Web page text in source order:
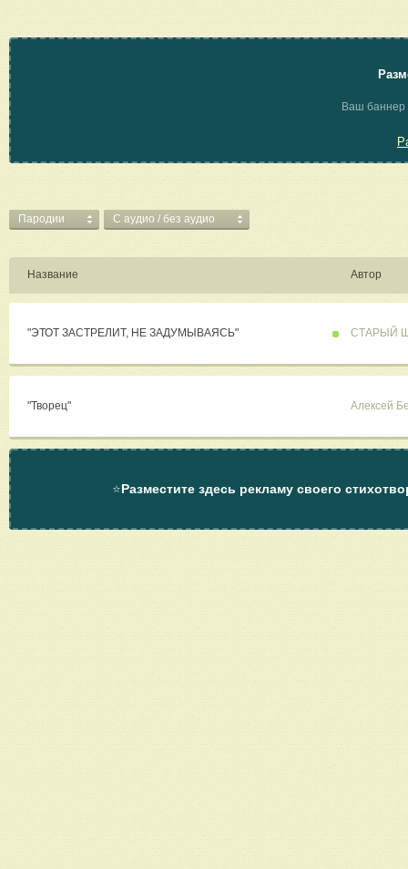
Ваш баннер
Пародии C аудио / без аудио
Название Автор
"ЭТОТ ЗАСТРЕЛИТ, НЕ ЗАДУМЫВАЯСЬ" СТАРЫЙ
"Творец" Алексей
⭐Разместите здесь рекламу своего